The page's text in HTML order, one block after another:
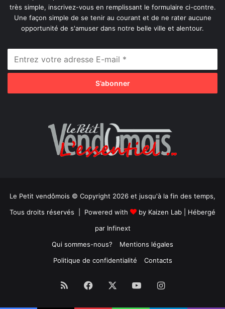
très simple, inscrivez-vous en remplissant le formulaire ci-contre.
Une façon simple de se tenir au courant et de ne rater aucune
opportunité de s'amuser dans notre belle ville et alentour.
Le Petit vendômois © Copyright 2026 et jusqu'à la fin des temps,
Tous droits réservés | Powered with
by Kaizen Lab | Hébergé
par Infinext
Qui sommes-nous?
Mentions légales
Politique de confidentialité
Contacts
RSS Facebook YouTubeInstagram